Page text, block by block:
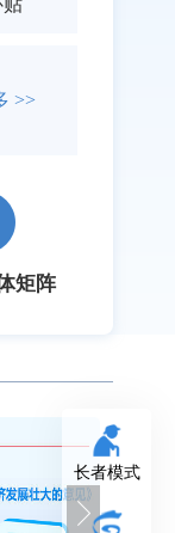
贴
>>
矩阵
长者模式